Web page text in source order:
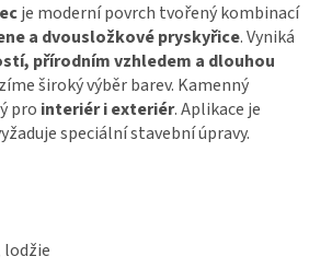
je moderní povrch tvořený kombinací
a dvousložkové pryskyřice. Vyniká
přírodním vzhledem a dlouhou
široký výběr barev. Kamenný
pro interiér i exteriér.Aplikace je
speciální stavební úpravy.
lodžie